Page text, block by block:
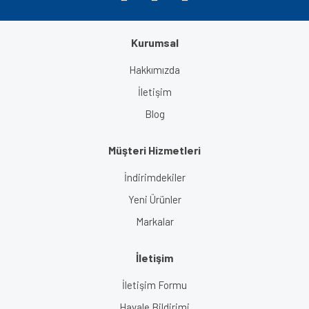
Kurumsal
Hakkımızda
İletişim
Blog
Müşteri Hizmetleri
İndirimdekiler
Yeni Ürünler
Markalar
İletişim
İletişim Formu